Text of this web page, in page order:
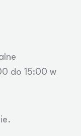
do 15:00 w